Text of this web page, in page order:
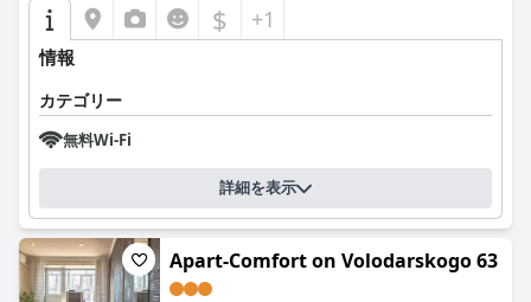
$ +1
情報
カテゴリー
無料Wi-Fi
詳細を表示
Apart-Comfort on Volodarskogo 63